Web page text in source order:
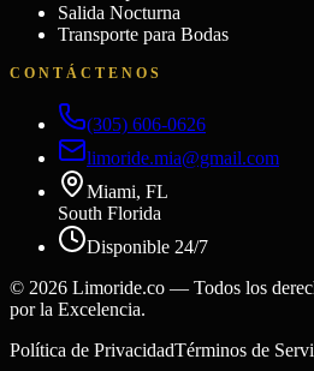
Salida Nocturna
Transporte para Bodas
CONTÁCTENOS
(305) 606-0626
limoride.mia@gmail.com
Miami, FL
South Florida
Disponible 24/7
© 2026 Limoride.co — Todos los
por la Excelencia.
Política de PrivacidadTérminos de